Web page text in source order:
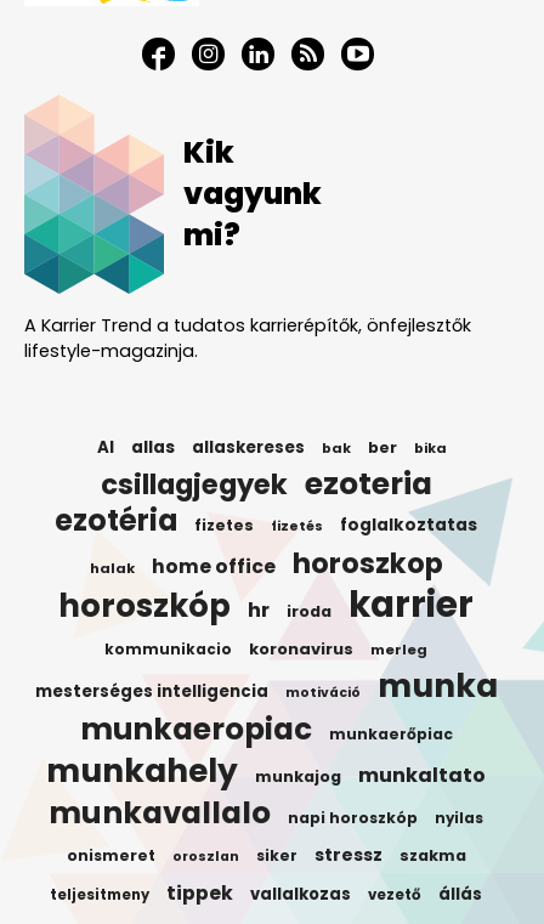
Kik
vagyunk
mi?
A Karrier Trend a tudatos karrierépítők, önfejlesztők
lifestyle-magazinja.
AI allas allaskereses bak ber bika
csillagjegyek ezoteria
ezotéria fizetes fizetés foglalkoztatas
halak home office horoszkop
horoszkóp hr iroda karrier
kommunikacio koronavirus merleg
mesterséges intelligencia motiváció munka
munkaeropiac munkaerőpiac
munkahely munkajog munkaltato
munkavallalo napi horoszkóp nyilas
onismeret oroszlan siker stressz szakma
teljesitmeny tippek vallalkozas vezető állás